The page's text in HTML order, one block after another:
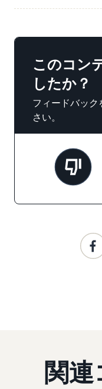
このコン
したか？
フィードバッ
さい。
関